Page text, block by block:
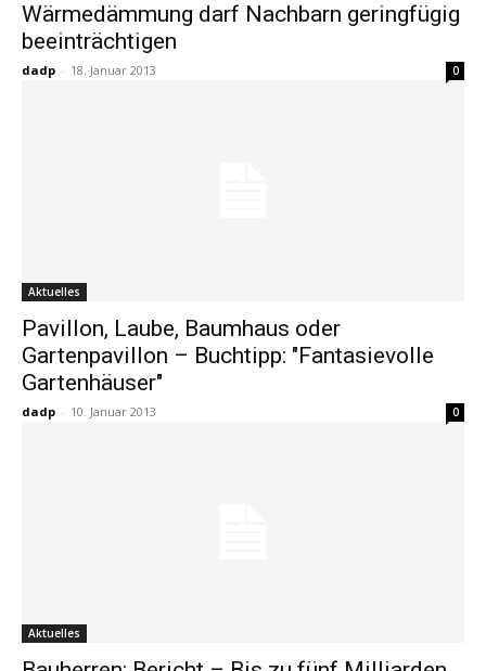
Wärmedämmung darf Nachbarn geringfügig
beeinträchtigen
dadp - 18. Januar 2013 0
Aktuelles
Pavillon, Laube, Baumhaus oder
Gartenpavillon – Buchtipp: "Fantasievolle
Gartenhäuser"
dadp - 10. Januar 2013 0
Aktuelles